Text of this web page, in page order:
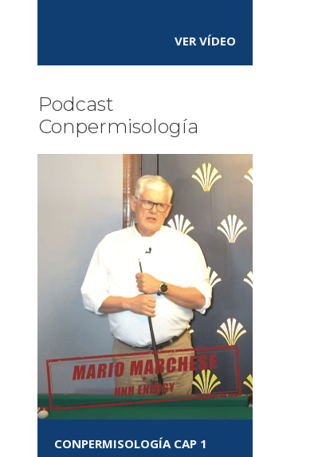
VER VÍDEO
Podcast
Conpermisología
CONPERMISOLOGÍA CAP 1